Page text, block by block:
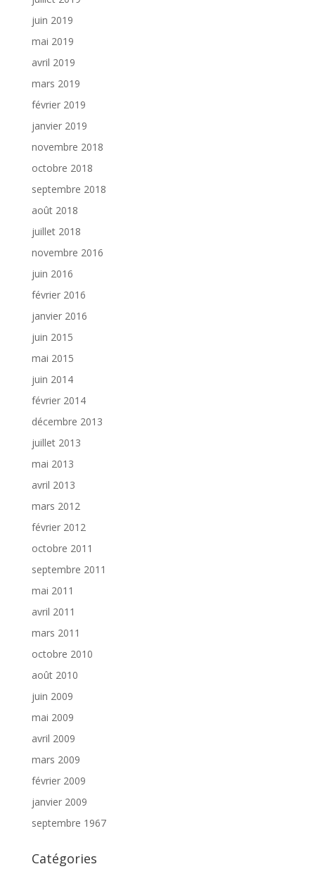
juin 2019
mai 2019
avril 2019
mars 2019
février 2019
janvier 2019
novembre 2018
octobre 2018
septembre 2018
août 2018
juillet 2018
novembre 2016
juin 2016
février 2016
janvier 2016
juin 2015
mai 2015
juin 2014
février 2014
décembre 2013
juillet 2013
mai 2013
avril 2013
mars 2012
février 2012
octobre 2011
septembre 2011
mai 2011
avril 2011
mars 2011
octobre 2010
août 2010
juin 2009
mai 2009
avril 2009
mars 2009
février 2009
janvier 2009
septembre 1967
Catégories